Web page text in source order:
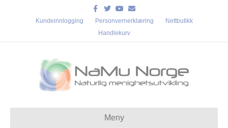
Facebook
TwitterYoutube
Email
Kundeinnlogging Personvernerklæring
Nettbutikk
Handlekurv
Meny